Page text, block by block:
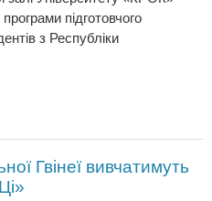
підготовчого
з Республіки
Гвінеї вивчатимуть